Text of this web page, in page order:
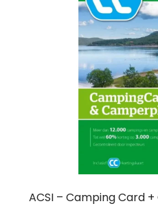
ACSI – Camping Card